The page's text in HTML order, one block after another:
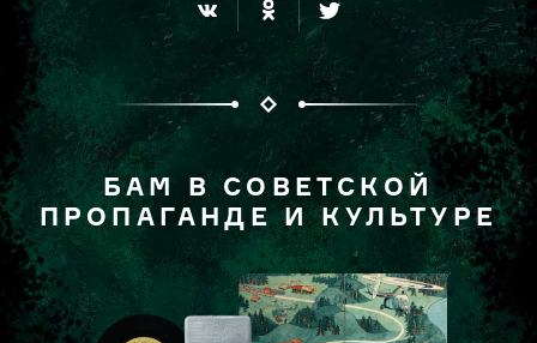
БАМ В СОВЕТСКОЙ
ПРОПАГАНДЕ И КУЛЬТУРЕ